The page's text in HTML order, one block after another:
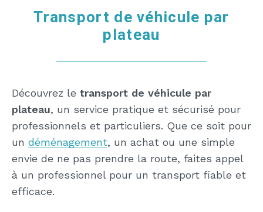
Transport de véhicule par
plateau
Découvrez le transport de véhicule par
plateau, un service pratique et sécurisé pour
professionnels et particuliers. Que ce soit pour
un déménagement, un achat ou une simple
envie de ne pas prendre la route, faites appel
à un professionnel pour un transport fiable et
efficace.